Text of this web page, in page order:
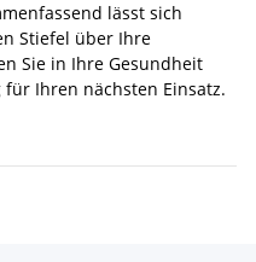
lässt sich
Stiefel über Ihre
Sie in Ihre Gesundheit
Ihren nächsten Einsatz.